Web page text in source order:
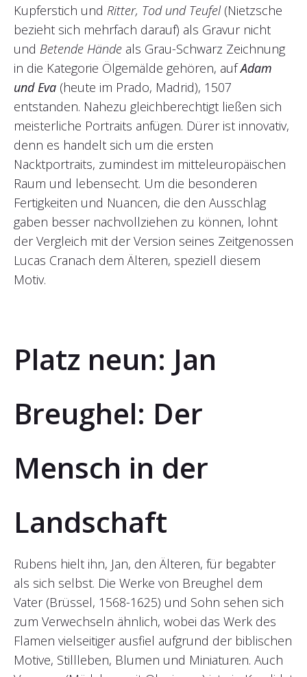
Kupferstich und Ritter, Tod und Teufel(Nietzsche
bezieht sich mehrfach darauf) als Gravur nicht
und Betende Hände als Grau-Schwarz Zeichnung
in die Kategorie Ölgemälde gehören, aufAdam
und Eva (heute im Prado, Madrid), 1507
entstanden. Nahezu gleichberechtigt ließen sich
meisterliche Portraits anfügen. Dürer ist innovativ,
denn es handelt sich um die ersten
Nacktportraits, zumindest im mitteleuropäischen
Raum und lebensecht. Um die besonderen
Fertigkeiten und Nuancen, die den Ausschlag
gaben besser nachvollziehen zu können, lohnt
der Vergleich mit der Version seines Zeitgenossen
Lucas Cranach dem Älteren, speziell diesem
Motiv.
Platz neun: Jan
Breughel: Der
Mensch in der
Landschaft
Rubens hielt ihn, Jan, den Älteren, für begabter
als sich selbst. Die Werke von Breughel dem
Vater (Brüssel, 1568-1625) und Sohn sehen sich
zum Verwechseln ähnlich, wobei das Werk des
Flamen vielseitiger ausfiel aufgrund der biblischen
Motive, Stillleben, Blumen und Miniaturen. Auch